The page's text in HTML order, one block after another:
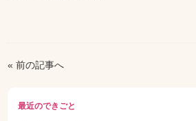
« 前の記事へ
最近のできごと